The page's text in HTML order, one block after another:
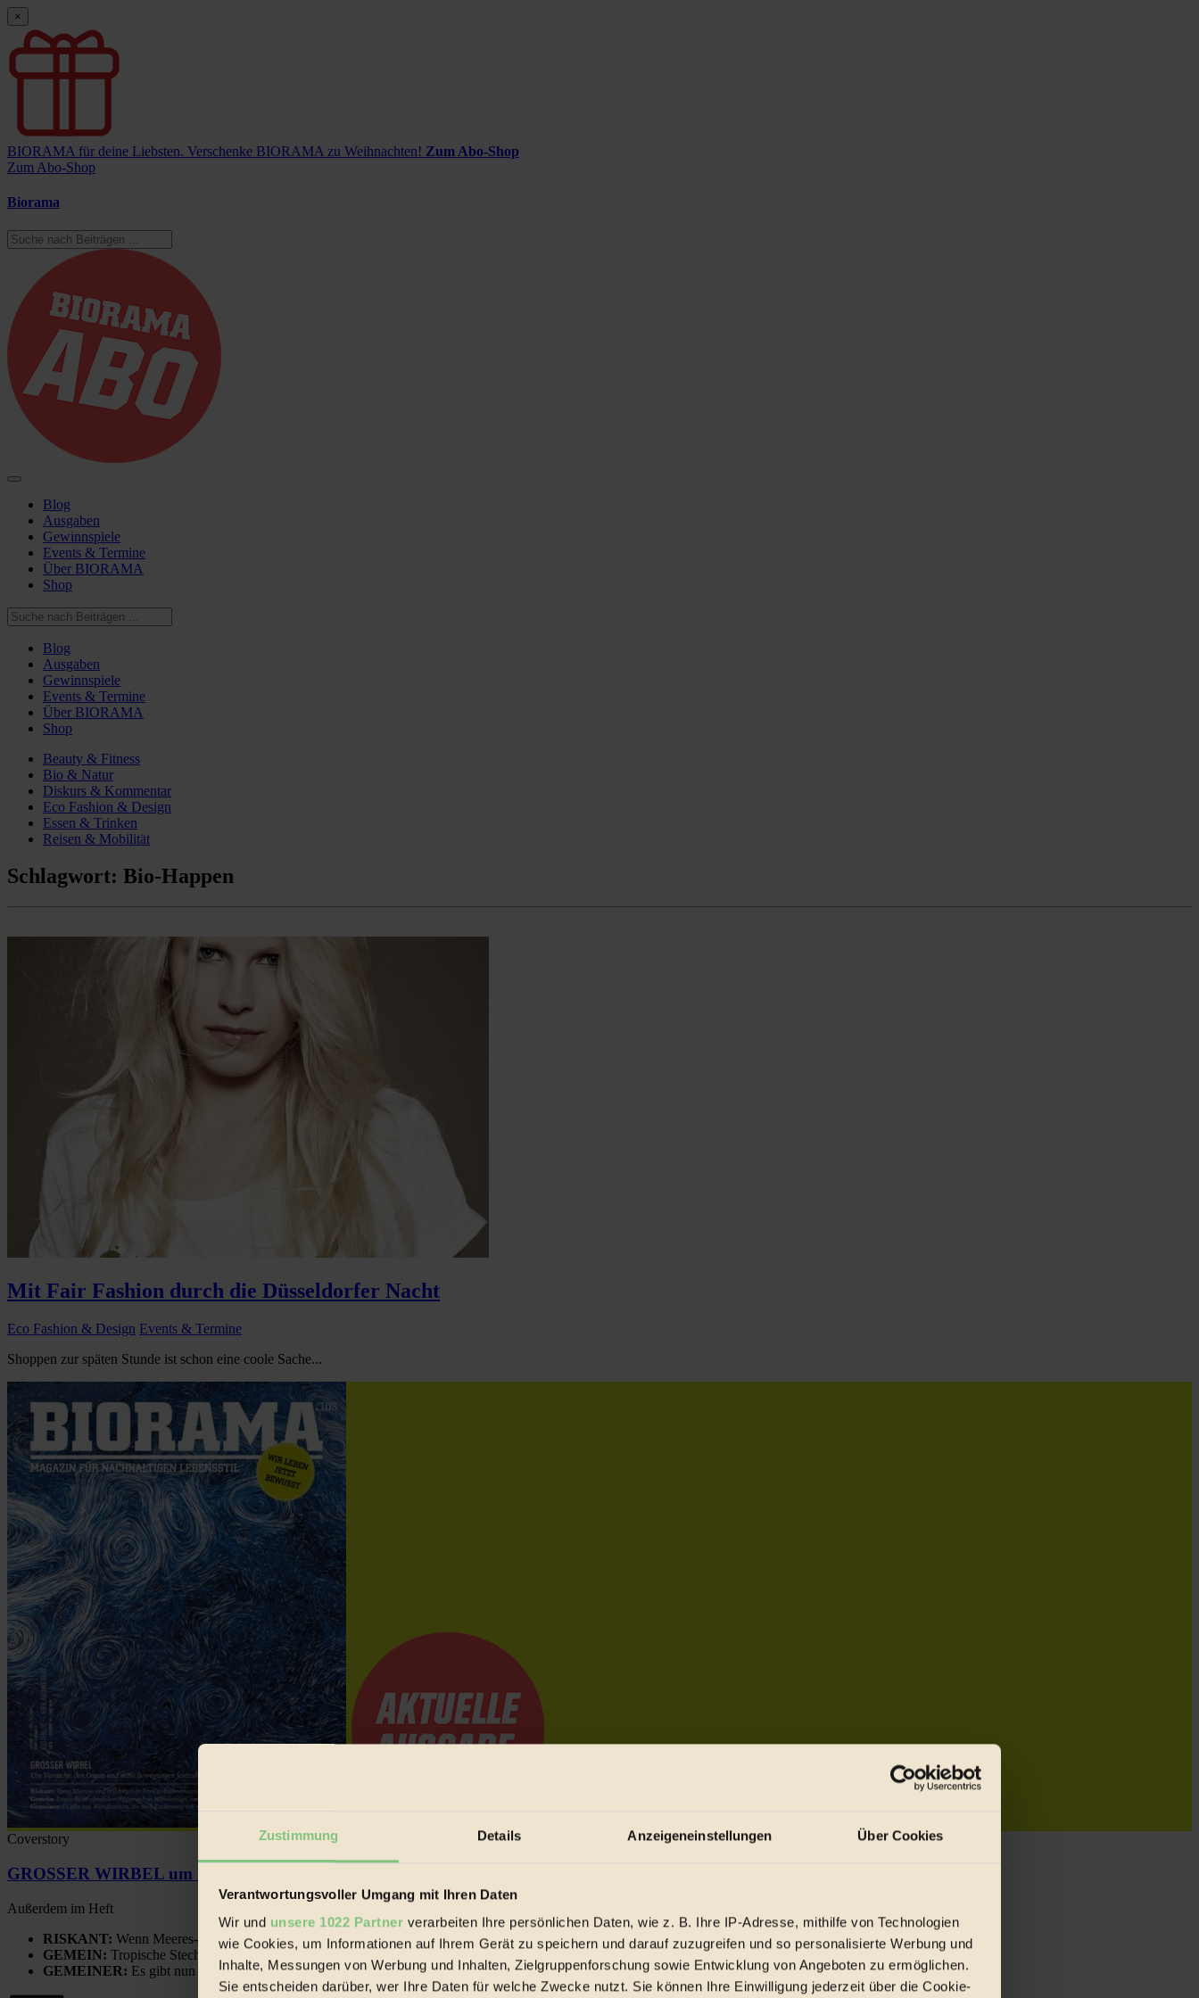
Zustimmung Details Anzeigeneinstellungen Über Cookies
Verantwortungsvoller Umgang mit Ihren Daten
Wir und unsere 1022 Partner verarbeiten Ihre persönlichen Daten, wie z. B. Ihre IP-Adresse, mithilfe von Technologien
wie Cookies, um Informationen auf Ihrem Gerät zu speichern und darauf zuzugreifen und so personalisierte Werbung und
Inhalte, Messungen von Werbung und Inhalten, Zielgruppenforschung sowie Entwicklung von Angeboten zu ermöglichen.
Sie entscheiden darüber, wer Ihre Daten für welche Zwecke nutzt. Sie können Ihre Einwilligung jederzeit über die Cookie-
×
BIORAMA für deine Liebsten. Verschenke BIORAMA zu Weihnachten! Zum Abo-Shop
Zum Abo-Shop
Biorama
Blog
Ausgaben
Gewinnspiele
Events & Termine
Über BIORAMA
Shop
Blog
Ausgaben
Gewinnspiele
Events & Termine
Über BIORAMA
Shop
Beauty & Fitness
Bio & Natur
Diskurs & Kommentar
Eco Fashion & Design
Essen & Trinken
Reisen & Mobilität
Schlagwort: Bio-Happen
Mit Fair Fashion durch die Düsseldorfer Nacht
Eco Fashion & Design Events & Termine
Shoppen zur späten Stunde ist schon eine coole Sache...
Coverstory
GROSSER WIRBEL um Versuche, den Ozean und seine Bewegungen festzuhalten.
Außerdem im Heft
RISKANT: Wenn Meeres- und Wildvögel im Freilandhühnerbetrieb vorbeischauen.
GEMEIN: Tropische Stechmücken fühlen sich in Mitteleuropa inziwschen oft zu Hause.
GEMEINER: Es gibt nun Weinflaschen, die nach Entleerung voll wieder zu dir zurückkommen.